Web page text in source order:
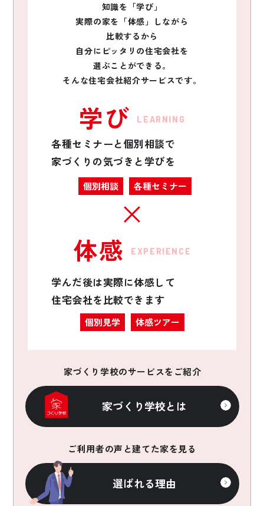
知識を「学び」
実際の家を「体感」しながら
比較するから
自分にピッタリの住宅会社を
選ぶことができる。
そんな住宅会社紹介サービスです。
LEARNING
学び
各種セミナーと個別相談で
家づくりの気づきと学びを
個別相談 各種セミナー
EXPERIENCE
体感
学んだ後は実際に体感して
住宅会社を比較できます
個別見学 体感ツアー
家づくり学校のサービスをご紹介
家づくり学校とは
ご利用者の声と建てた家を見る
選ばれる理由